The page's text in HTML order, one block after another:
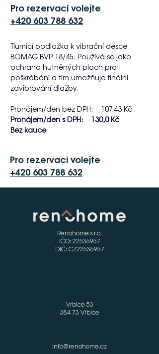
Pro rezervaci volejte
+420 603 788 632
Tlumicí podložka k vibrační desce
BOMAG BVP 18/45. Používá se jako
ochrana hutněných ploch proti
poškrábání a tím umožňuje finální
zavibrování dlažby.
Pronájem/den bez DPH:    107,43 Kč
Pronájem/den s DPH:    130,0 Kč
Bez kauce
Pro rezervaci volejte
+420 603 788 632
Renohome s.r.o.
IČO: 22536957
DIČ: CZ22536957
Vrbice 53
384 73 Vrbice
info@renohome.cz